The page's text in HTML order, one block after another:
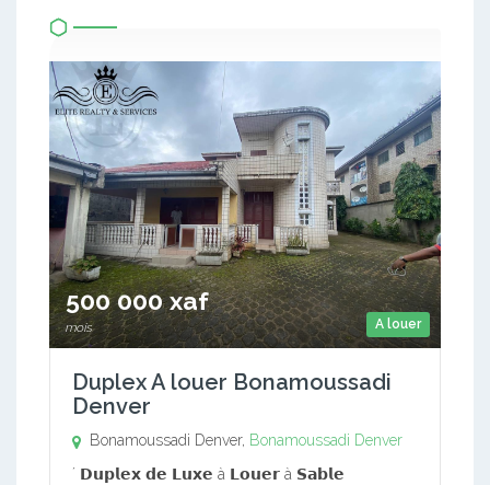
A louer
500 000 xaf
mois
Duplex A louer Bonamoussadi
Denver
Bonamoussadi Denver, Bonamoussadi Denver
´ 𝗗𝘂𝗽𝗹𝗲𝘅 𝗱𝗲 𝗟𝘂𝘅𝗲 à 𝗟𝗼𝘂𝗲𝗿 à 𝗦𝗮𝗯𝗹𝗲